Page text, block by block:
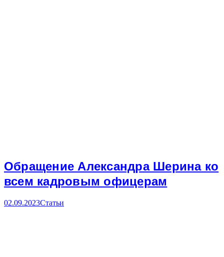
Обращение Александра Шерина ко
всем кадровым офицерам
02.09.2023Статьи